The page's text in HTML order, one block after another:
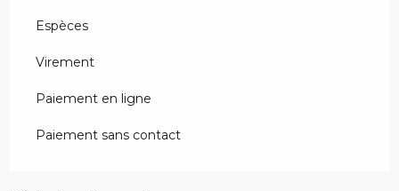
Espèces
Virement
Paiement en ligne
Paiement sans contact